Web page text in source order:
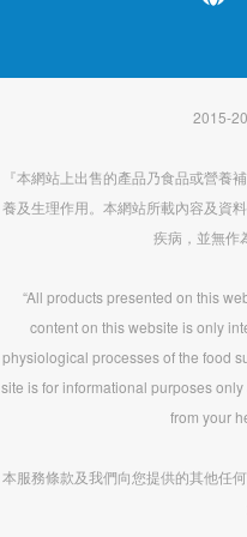
2015-
『本網站上出售的產品乃食品或營養
養及生理作用。本網站所載內容及資
疾病，並無作
“All products presented on this
content on this website is only
physiological processes of the food
site is for informational purposes
from your
本服務條款及我們向您提供的其他任